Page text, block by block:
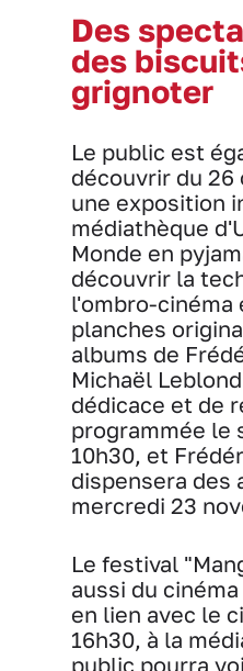
Des
des
grignoter
Le public est
découvrir du 26
une exposition
médiathèque
Monde en
découvrir la
l'ombro-cinéma
planches
albums de
Michaël
dédicace et de
programmée le
10h30, et
dispensera des
mercredi 23
Le festival
aussi du
en lien avec le
16h30, à la
public pourra